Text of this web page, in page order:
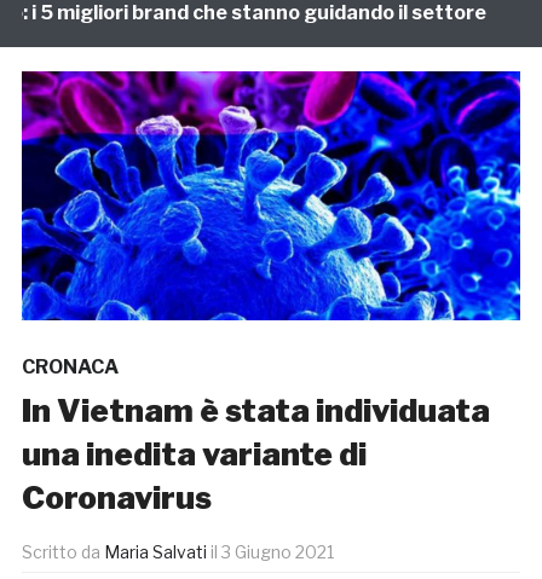
5 migliori brand che stanno guidando il settore
CRONACA
In Vietnam è stata individuata
una inedita variante di
Coronavirus
Scritto da Maria Salvati il 3 Giugno 2021